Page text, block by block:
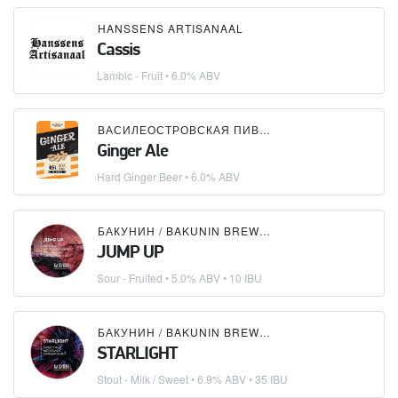
HANSSENS ARTISANAAL
Cassis
Lambic - Fruit• 6.0% ABV
ВАСИЛЕОСТРОВСКАЯ ПИВОВАРНЯ
Ginger Ale
Hard Ginger Beer• 6.0% ABV
БАКУНИН / BAKUNIN BREWING CO.
JUMP UP
Sour - Fruited • 5.0% ABV • 10 IBU
БАКУНИН / BAKUNIN BREWING CO.
STARLIGHT
Stout - Milk / Sweet• 6.9% ABV • 35 IBU